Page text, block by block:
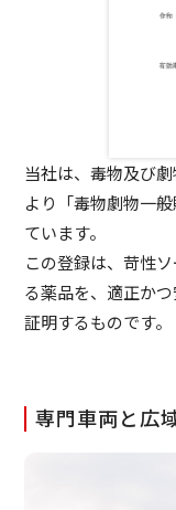
当社は、毒物及び
より「毒物劇物一
ています。
この登録は、苛性
る薬品を、適正か
証明するものです。
専門車両と広